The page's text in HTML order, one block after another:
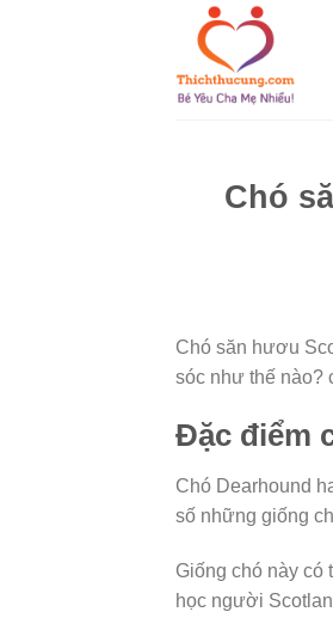
Chó
Chó săn hươu
sóc như thế nào?
Đặc điểm
Chó Dearhound
số những giống
Giống chó này có
học người